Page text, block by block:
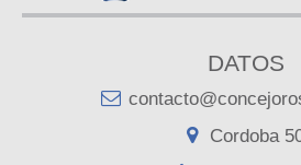
DATOS
Cordoba